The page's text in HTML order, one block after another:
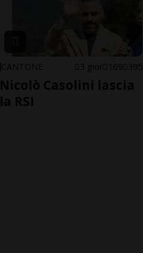
CANTONE 3 gior 169 395
Nicolò Casolini lascia
la RSI